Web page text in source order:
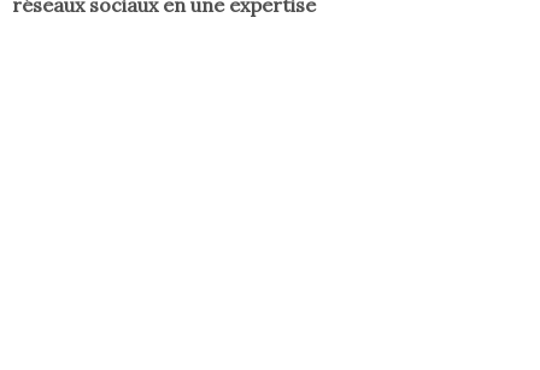
réseaux sociaux en une expertise